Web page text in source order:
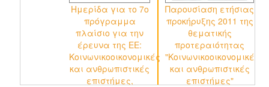
Ημερίδα για το 7ο
πρόγραμμα
πλαίσιο για την
έρευνα της ΕΕ:
Κοινωνικοοικονομικές
και ανθρωπιστικές
επιστήμες,
Παρουσίαση ετήσιας
προκήρυξης 2011 της
θεματικής
προτεραιότητας
"Κοινωνικοοικονομικές
και ανθρωπιστικές
επιστήμες"